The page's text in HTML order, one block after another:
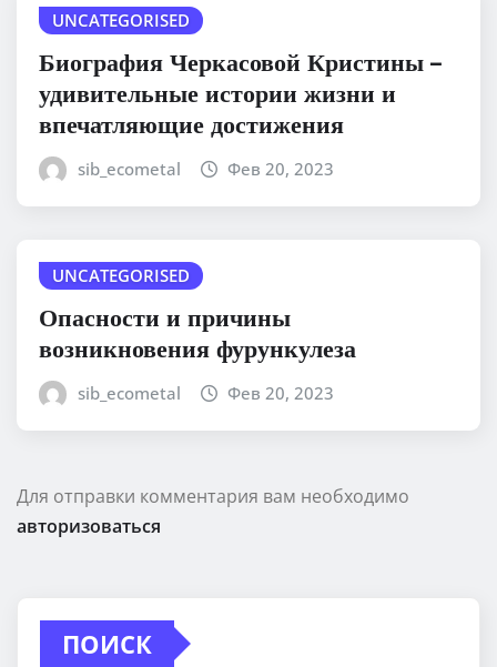
UNCATEGORISED
Биография Черкасовой Кристины –
удивительные истории жизни и
впечатляющие достижения
sib_ecometal Фев 20, 2023
UNCATEGORISED
Опасности и причины
возникновения фурункулеза
sib_ecometal Фев 20, 2023
Для отправки комментария вам необходимо
авторизоваться
ПОИСК